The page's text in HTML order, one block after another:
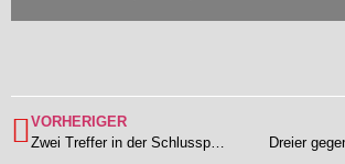
VORHERIGER
Zwei Treffer in der Schlussphase – Lengfeld bezwingt Lützel-Wiebelsbach mit 3:1